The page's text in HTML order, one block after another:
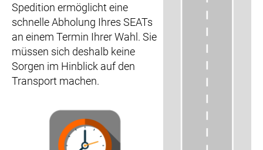
Spedition ermöglicht eine
schnelle Abholung Ihres SEATs
an einem Termin Ihrer Wahl. Sie
müssen sich deshalb keine
Sorgen im Hinblick auf den
Transport machen.